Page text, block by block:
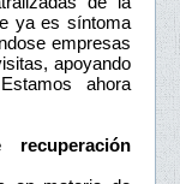
ya es síntoma
empresas
apoyando
ahora